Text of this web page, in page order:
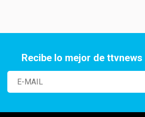
Recibe lo mejor de